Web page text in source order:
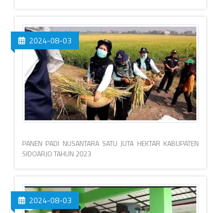
2024-08-03
PANEN PADI NUSANTARA SATU JUTA HEKTAR KABUPATEN
SIDOARJO TAHUN 2023
2024-08-03